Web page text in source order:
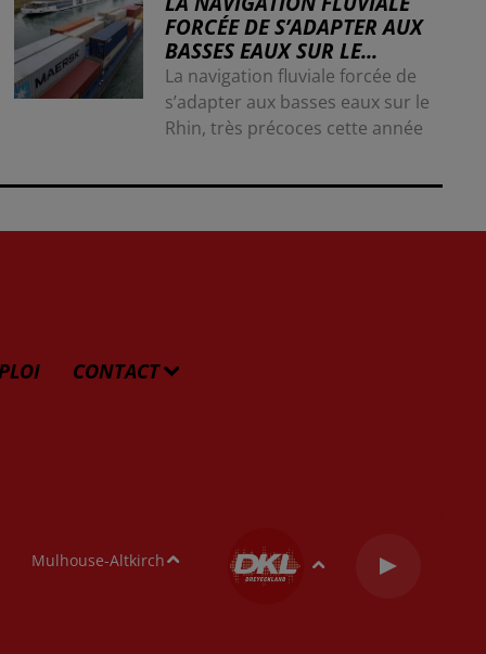
FORCÉE DE S’ADAPTER AUX
BASSES EAUX SUR LE...
La navigation fluviale forcée de
s’adapter aux basses eaux sur le
Rhin, très précoces cette année
CONTACT
Mulhouse-Altkirch